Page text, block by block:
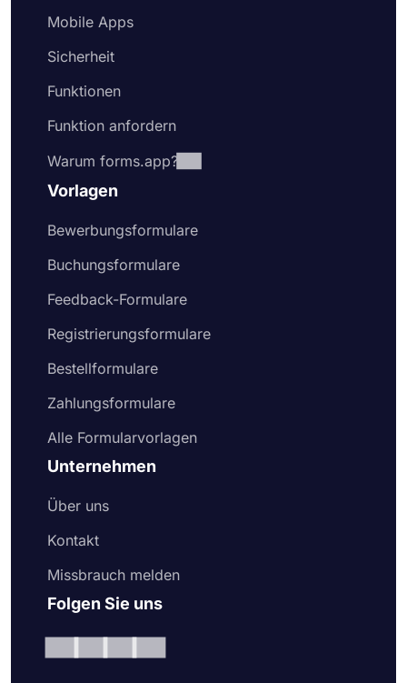
Mobile Apps
Sicherheit
Funktionen
Funktion anfordern
Warum forms.app?
Vorlagen
Bewerbungsformulare
Buchungsformulare
Feedback-Formulare
Registrierungsformulare
Bestellformulare
Zahlungsformulare
Alle Formularvorlagen
Unternehmen
Über uns
Kontakt
Missbrauch melden
Folgen Sie uns